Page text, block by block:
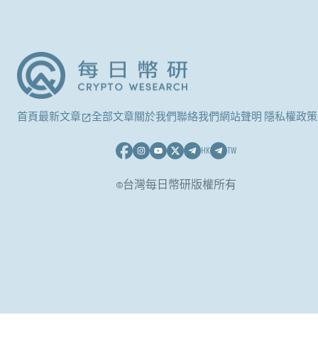
首頁最新文章 全部文章關於我們聯絡我們網站聲明 隱私權政策
HK TW
©台灣每日幣研版權所有